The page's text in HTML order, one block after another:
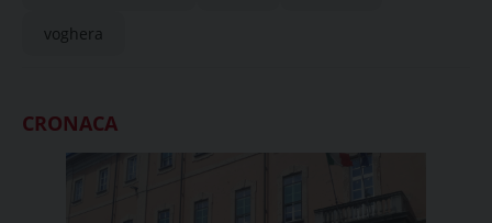
voghera
CRONACA